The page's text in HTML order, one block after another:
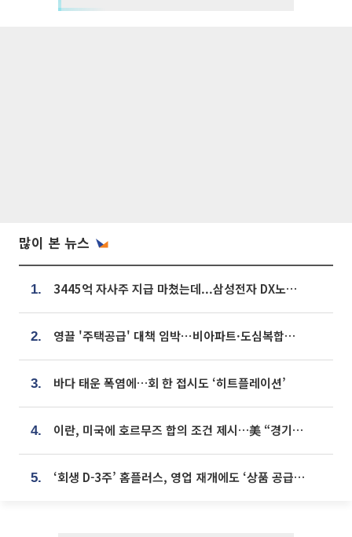
많이 본 뉴스
1. 3445억 자사주 지급 마쳤는데...삼성전자 DX노조, 뒤늦은 '떼쓰기 집회'
2. 영끌 '주택공급' 대책 임박⋯비아파트·도심복합까지 총동원
3. 바다 태운 폭염에…회 한 접시도 ‘히트플레이션’
4. 이란, 미국에 호르무즈 합의 조건 제시…美 “경기 아직 안 끝나” [종합]
5. ‘회생 D-3주’ 홈플러스, 영업 재개에도 ‘상품 공급망’ 복구가 생존 관건